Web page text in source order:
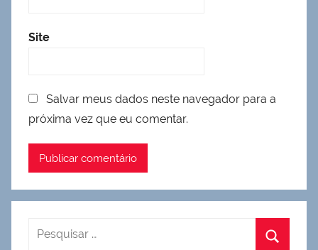
Site
Salvar meus dados neste navegador para a
próxima vez que eu comentar.